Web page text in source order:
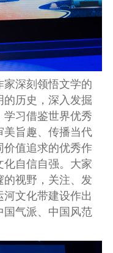
家深刻领悟文学的
的历史，深入发掘
学习借鉴世界优秀
美旨趣、传播当代
价值追求的优秀作
化自信自强。大家
的视野，关注、发
文化带建设作出
国气派、中国风范